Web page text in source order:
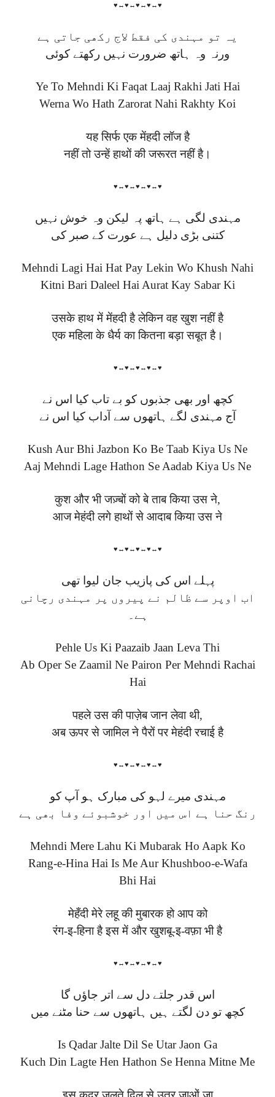
♥↔♥↔♥↔♥↔♥
یہ تو مہندی کی فقط لاج رکھی جاتی ہے
ورنہ وہ ہاتھ ضرورت نہیں رکھتے کوئی
Ye To Mehndi Ki Faqat Laaj Rakhi Jati Hai
Werna Wo Hath Zarorat Nahi Rakhty Koi
यह सिर्फ एक मेंहदी लॉज है
नहीं तो उन्हें हाथों की जरूरत नहीं है।
♥↔♥↔♥↔♥↔♥
مہندی لگی ہے ہاتھ پہ لیکن وہ خوش نہیں
کتنی بڑی دلیل ہے عورت کے صبر کی
Mehndi Lagi Hai Hat Pay Lekin Wo Khush Nahi
Kitni Bari Daleel Hai Aurat Kay Sabar Ki
उसके हाथ में मेंहदी है लेकिन वह खुश नहीं है
एक महिला के धैर्य का कितना बड़ा सबूत है।
♥↔♥↔♥↔♥↔♥
کچھ اور بھی جذبوں کو بے تاب کیا اس نے
آج مہندی لگے ہاتھوں سے آداب کیا اس نے
Kush Aur Bhi Jazbon Ko Be Taab Kiya Us Ne
Aaj Mehndi Lage Hathon Se Aadab Kiya Us Ne
कुश और भी जज़्बों को बे ताब किया उस ने,
आज मेहंदी लगे हाथों से आदाब किया उस ने
♥↔♥↔♥↔♥↔♥
پہلے اس کی پازیب جان لیوا تھی
اب اوپر سے ظالم نے پیروں پر مہندی رچانی
ہے۔
Pehle Us Ki Paazaib Jaan Leva Thi
Ab Oper Se Zaamil Ne Pairon Per Mehndi Rachai
Hai
पहले उस की पाज़ेब जान लेवा थी,
अब ऊपर से जामिल ने पैरों पर मेहंदी रचाई है
♥↔♥↔♥↔♥↔♥
مہندی میرے لہو کی مبارک ہو آپ کو
رنگ حنا ہے اس میں اور خوشبوئے وفا بھی ہے
Mehndi Mere Lahu Ki Mubarak Ho Aapk Ko
Rang-e-Hina Hai Is Me Aur Khushboo-e-Wafa
Bhi Hai
मेहँदी मेरे लहू की मुबारक हो आप को
रंग-इ-हिना है इस में और खुशबू-इ-वफ़ा भी है
♥↔♥↔♥↔♥↔♥
اس قدر جلتے دل سے اتر جاؤں گا
کچھ تو دن لگتے ہیں ہاتھوں سے حنا مٹنے میں
Is Qadar Jalte Dil Se Utar Jaon Ga
Kuch Din Lagte Hen Hathon Se Henna Mitne Me